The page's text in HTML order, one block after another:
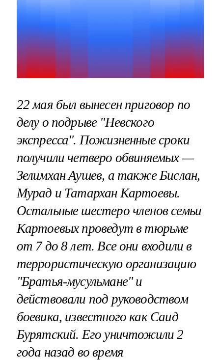
22 мая был вынесен приговор по
делу о подрыве "Невского
экспресса". Пожизненные сроки
получили четверо обвиняемых —
Зелимхан Аушев, а также Бислан,
Мурад и Татархан Картоевы.
Остальные шестеро членов семьи
Картоевых проведут в тюрьме
от 7 до 8 лет. Все они входили в
террористическую организацию
"Братья-мусульмане" и
действовали под руководством
боевика, известного как Саид
Бурятский. Его уничтожили 2
года назад во время